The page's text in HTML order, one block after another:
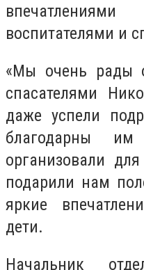
воспитателями и
«Мы очень рады
спасателями
даже успели
благодарны
организовали
подарили нам
яркие
дети.
Начальник